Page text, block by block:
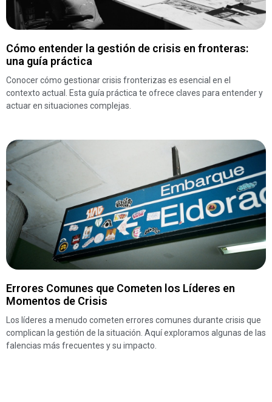
Cómo entender la gestión de crisis en fronteras:
una guía práctica
Conocer cómo gestionar crisis fronterizas es esencial en el
contexto actual. Esta guía práctica te ofrece claves para entender y
actuar en situaciones complejas.
Errores Comunes que Cometen los Líderes en
Momentos de Crisis
Los líderes a menudo cometen errores comunes durante crisis que
complican la gestión de la situación. Aquí exploramos algunas de las
falencias más frecuentes y su impacto.